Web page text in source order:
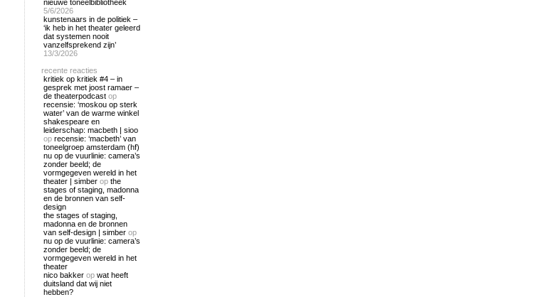
nieuwe toneelbibliotheek
5/6/2026
kunstenaars in de politiek –
‘ik heb in het theater geleerd
dat systemen nooit
vanzelfsprekend zijn’
13/3/2026
recente reacties
kritiek op kritiek #4 – in
gesprek met joost ramaer –
de theaterpodcast op
recensie: ‘moskou op sterk
water’ van de warme winkel
shakespeare en
leiderschap: macbeth | sioo
op recensie: ‘macbeth’ van
toneelgroep amsterdam (hf)
nu op de vuurlinie: camera’s
zonder beeld; de
vormgegeven wereld in het
theater | simber op the
stages of staging, madonna
en de bronnen van self-
design
the stages of staging,
madonna en de bronnen
van self-design | simber op
nu op de vuurlinie: camera’s
zonder beeld; de
vormgegeven wereld in het
theater
nico bakker op wat heeft
duitsland dat wij niet
hebben?